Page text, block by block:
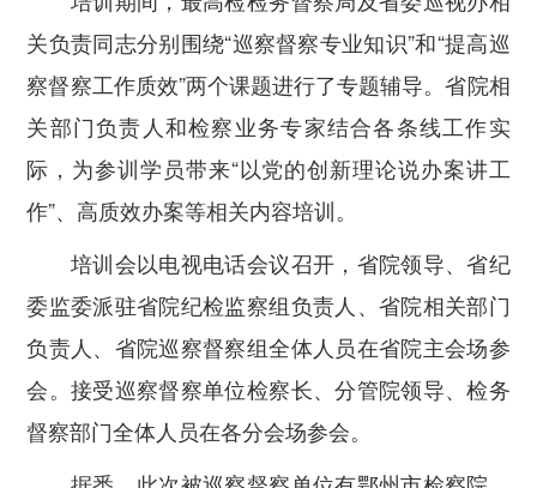
关负责同志分别围绕“巡察督察专业知识”和“提高巡
察督察工作质效”两个课题进行了专题辅导。省院相
关部门负责人和检察业务专家结合各条线工作实
际，为参训学员带来“以党的创新理论说办案讲工
作”、高质效办案等相关内容培训。
培训会以电视电话会议召开，省院领导、省纪
委监委派驻省院纪检监察组负责人、省院相关部门
负责人、省院巡察督察组全体人员在省院主会场参
会。接受巡察督察单位检察长、分管院领导、检务
督察部门全体人员在各分会场参会。